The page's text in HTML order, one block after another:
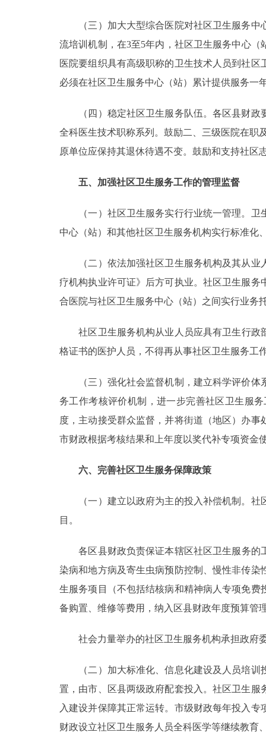
（三）加大大型综合医院对社区卫生服务中
流培训机制，在3至5年内，社区卫生服务中心
医院要组织具有高级职称的卫生技术人员到社
必须在社区卫生服务中心（站）累计提供服务一
（四）稳定社区卫生服务队伍。各区县财政
全科医生技术职称系列。鼓励二、三级医院在职
原单位应保持其退休待遇不变。鼓励和支持社
五、加强社区卫生服务工作的管理监督
（一）社区卫生服务实行行业统一管理。卫
中心（站）和其他社区卫生服务机构实行标准化
（二）依法加强社区卫生服务机构及其从业
疗机构执业许可证》后方可执业。社区卫生服
合医院与社区卫生服务中心（站）之间实行业务
社区卫生服务机构从业人员应具有卫生行政
格证书的医护人员，不得再从事社区卫生服务工
（三）强化社会监督机制，建立科学评价体
务工作考核评价机制，进一步完善社区卫生服
度，主动接受群众监督，并将街道（地区）办
市财政根据考核结果和上年度以奖代补专项资金
六、完善社区卫生服务保障政策
（一）建立以政府为主的投入补偿机制。社
目。
各区县财政负责保证本辖区社区卫生服务的工
染病和地方病及寄生虫病预防控制、慢性非传
生服务项目（不包括结核病和精神病人专项免
备购置、维修等费用，纳入区县财政年度预算管
社会力量举办的社区卫生服务机构承担政府
（二）加大标准化、信息化建设及人员培训
置，由市、区县两级政府配套投入。社区卫生
入建设并保障其正常运转。市级财政每年投入
财政设立社区卫生服务人员全科医学等继续教育